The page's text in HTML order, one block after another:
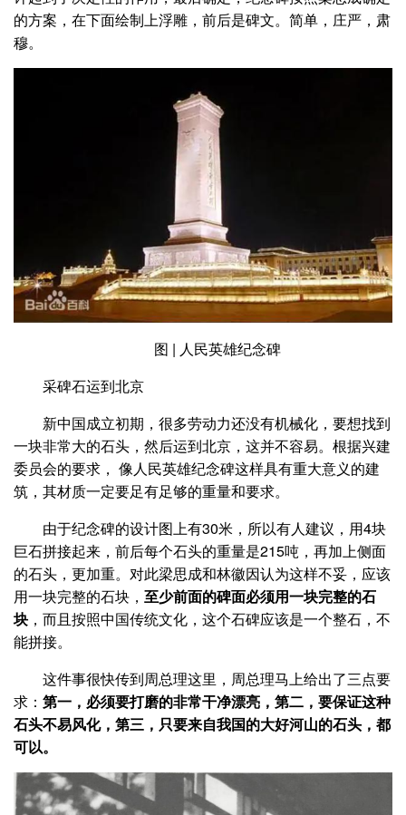
的方案，在下面绘制上浮雕，前后是碑文。简单，庄严，肃
穆。
图 | 人民英雄纪念碑
采碑石运到北京
新中国成立初期，很多劳动力还没有机械化，要想找到
一块非常大的石头，然后运到北京，这并不容易。根据兴建
委员会的要求， 像人民英雄纪念碑这样具有重大意义的建
筑，其材质一定要足有足够的重量和要求。
由于纪念碑的设计图上有30米，所以有人建议，用4块
巨石拼接起来，前后每个石头的重量是215吨，再加上侧面
的石头，更加重。对此梁思成和林徽因认为这样不妥，应该
用一块完整的石块， 至少前面的碑面必须用一块完整的石
块 ，而且按照中国传统文化，这个石碑应该是一个整石，不
能拼接。
这件事很快传到周总理这里，周总理马上给出了三点要
求： 第一，必须要打磨的非常干净漂亮，第二，要保证这种
石头不易风化，第三，只要来自我国的大好河山的石头，都
可以。